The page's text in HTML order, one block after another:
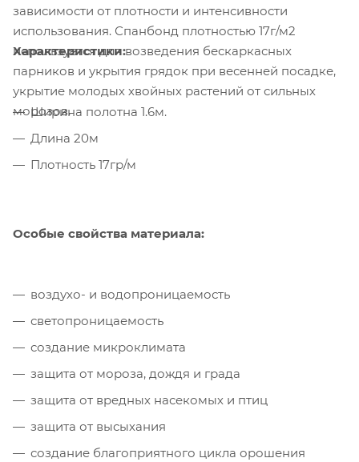
зависимости от плотности и интенсивности
использования. Спанбонд плотностью 17г/м2
используется для возведения бескаркасных
парников и укрытия грядок при весенней посадке,
укрытие молодых хвойных растений от сильных
морозов.
Характеристики:
Ширина полотна 1.6м.
Длина 20м
Плотность 17гр/м
Особые свойства материала:
воздухо- и водопроницаемость
светопроницаемость
создание микроклимата
защита от мороза, дождя и града
защита от вредных насекомых и птиц
защита от высыхания
создание благоприятного цикла орошения